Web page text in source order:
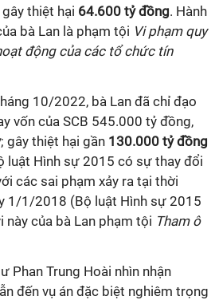
thiệt hại 64.600 tỷ đồng. Hành
bà Lan là phạm tội Vi phạm quy
động của các tổ chức tín
10/2022, bà Lan đã chỉ đạo
vốn của SCB 545.000 tỷ đồng,
; gây thiệt hại gần 130.000 tỷ đồng
luật Hình sự 2015 có sự thay đổi
các sai phạm xảy ra tại thời
1/1/2018 (Bộ luật Hình sự 2015
này của bà Lan phạm tội Tham ô
Phan Trung Hoài nhìn nhận
đến vụ án đặc biệt nghiêm trọng